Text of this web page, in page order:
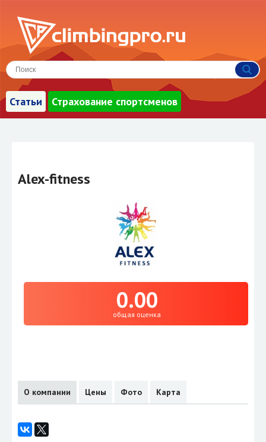
Статьи Страхование спортсменов
Alex-fitness
0.00
общая оценка
О компании Цены Фото Карта